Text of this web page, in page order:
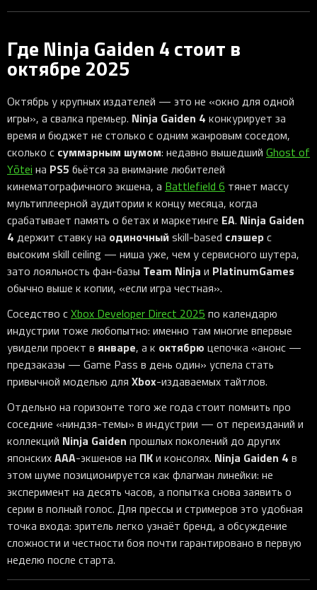
Где Ninja Gaiden 4 стоит в
октябре 2025
Октябрь у крупных издателей — это не «окно для одной
игры», а свалка премьер. Ninja Gaiden 4 конкурирует за
время и бюджет не столько с одним жанровым соседом,
сколько с суммарным шумом: недавно вышедший Ghost of
Yōtei на PS5 бьётся за внимание любителей
кинематографичного экшена, а Battlefield 6 тянет массу
мультиплеерной аудитории к концу месяца, когда
срабатывает память о бетах и маркетинге EA. Ninja Gaiden
4 держит ставку на одиночныйskill-based слэшерс
высоким skill ceiling — ниша уже, чем у сервисного шутера,
зато лояльность фан-базы Team Ninja и PlatinumGames
обычно выше к копии, «если игра честная».
Соседство сXbox Developer Direct 2025 по календарю
индустрии тоже любопытно: именно там многие впервые
увидели проект в январе, а к октябрю цепочка «анонс —
предзаказы — Game Pass в день один» успела стать
привычной моделью для Xbox-издаваемых тайтлов.
Отдельно на горизонте того же года стоит помнить про
соседние «ниндзя-темы» в индустрии — от переизданий и
коллекций Ninja Gaiden прошлых поколений до других
японскихAAA-экшенов на ПКи консолях. Ninja Gaiden 4 в
этом шуме позиционируется как флагман линейки: не
эксперимент на десять часов, а попытка снова заявить о
серии в полный голос. Для прессы и стримеров это удобная
точка входа: зритель легко узнаёт бренд, а обсуждение
сложности и честности боя почти гарантировано в первую
неделю после старта.